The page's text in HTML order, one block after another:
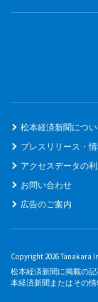
松本経済新聞につ
プレスリリース・
アクセスデータの
お問い合わせ
広告のご案内
Copyright 2026 Tanakara
松本経済新聞に掲載の
本経済新聞またはその情